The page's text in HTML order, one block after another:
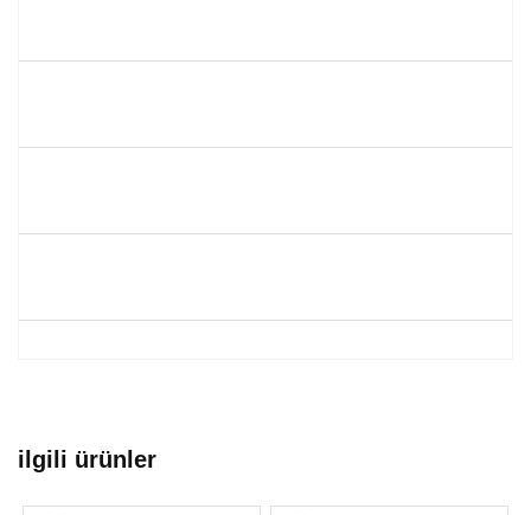
ilgili ürünler